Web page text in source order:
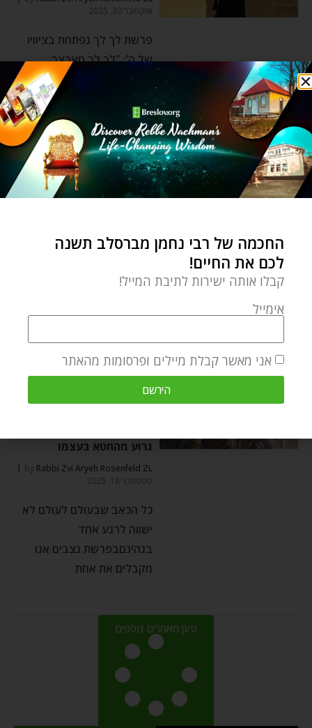
אוקטובר 30, 2025
פרשת לך לך נפתחת בציוויו
של ה’: "לך לך מארצך
וממולדתך… אל הארץ אשר
רבי נחמן⬦שונות
לחיות בגן עדן כבר בעולם
הזה!
להשתדל להתרגל לחיות
נעשה כטבע
התחזקות
גרוע מהחטא בעצמו
by Rabbi Zvi Aryeh Rosenfeld ZL
ספטמבר 18, 2025
כל הכאב שבעולם לעולם לא
ישווה לרגע אחד
בגהינםבפרשת נצבים אנו
מקבלים את אחת
טען מאמרים נוספים
החכמה של רבי נחמן מברסלב תשנה
לכם את החיים!
קבלו אותה ישירות לתיבת המייל!
אימייל
אני מאשר קבלת מיילים ופרסומות מהאתר
הירשם